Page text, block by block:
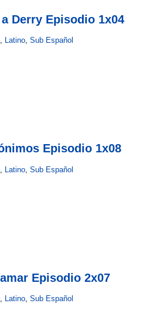
Derry Episodio 1x04
, Latino, Sub Español
Episodio 1x08
Latino Sub Español
Episodio 2x07
Latino Sub Español